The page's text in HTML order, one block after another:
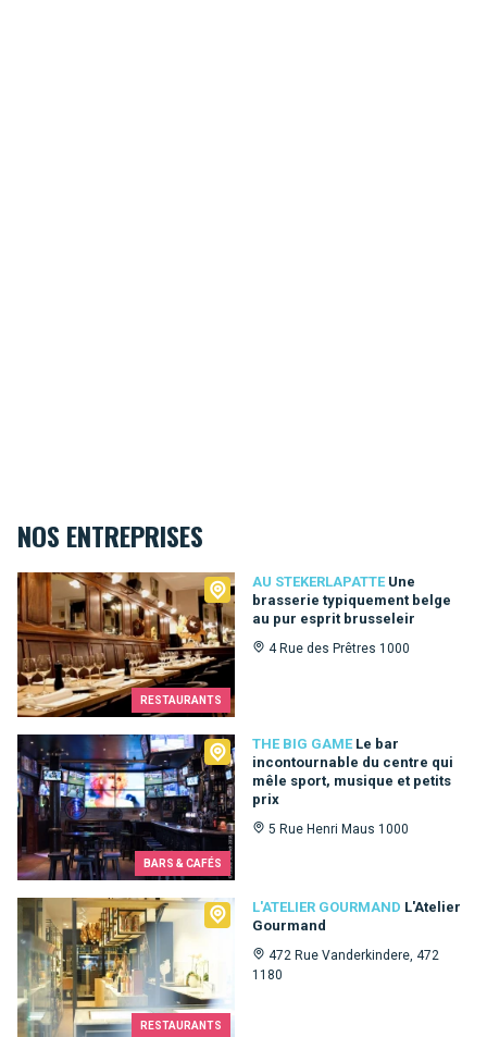
NOS ENTREPRISES
RESTAURANTS
AU STEKERLAPATTE Une
brasserie typiquement belge
au pur esprit brusseleir
4 Rue des Prêtres 1000
Au Stekerlapatte
BARS & CAFÉS
THE BIG GAME Le bar
incontournable du centre qui
mêle sport, musique et petits
prix
5 Rue Henri Maus 1000
The Big Game
RESTAURANTS
L'ATELIER GOURMAND L'Atelier
Gourmand
472 Rue Vanderkindere, 472
1180
L'Atelier Gourmand